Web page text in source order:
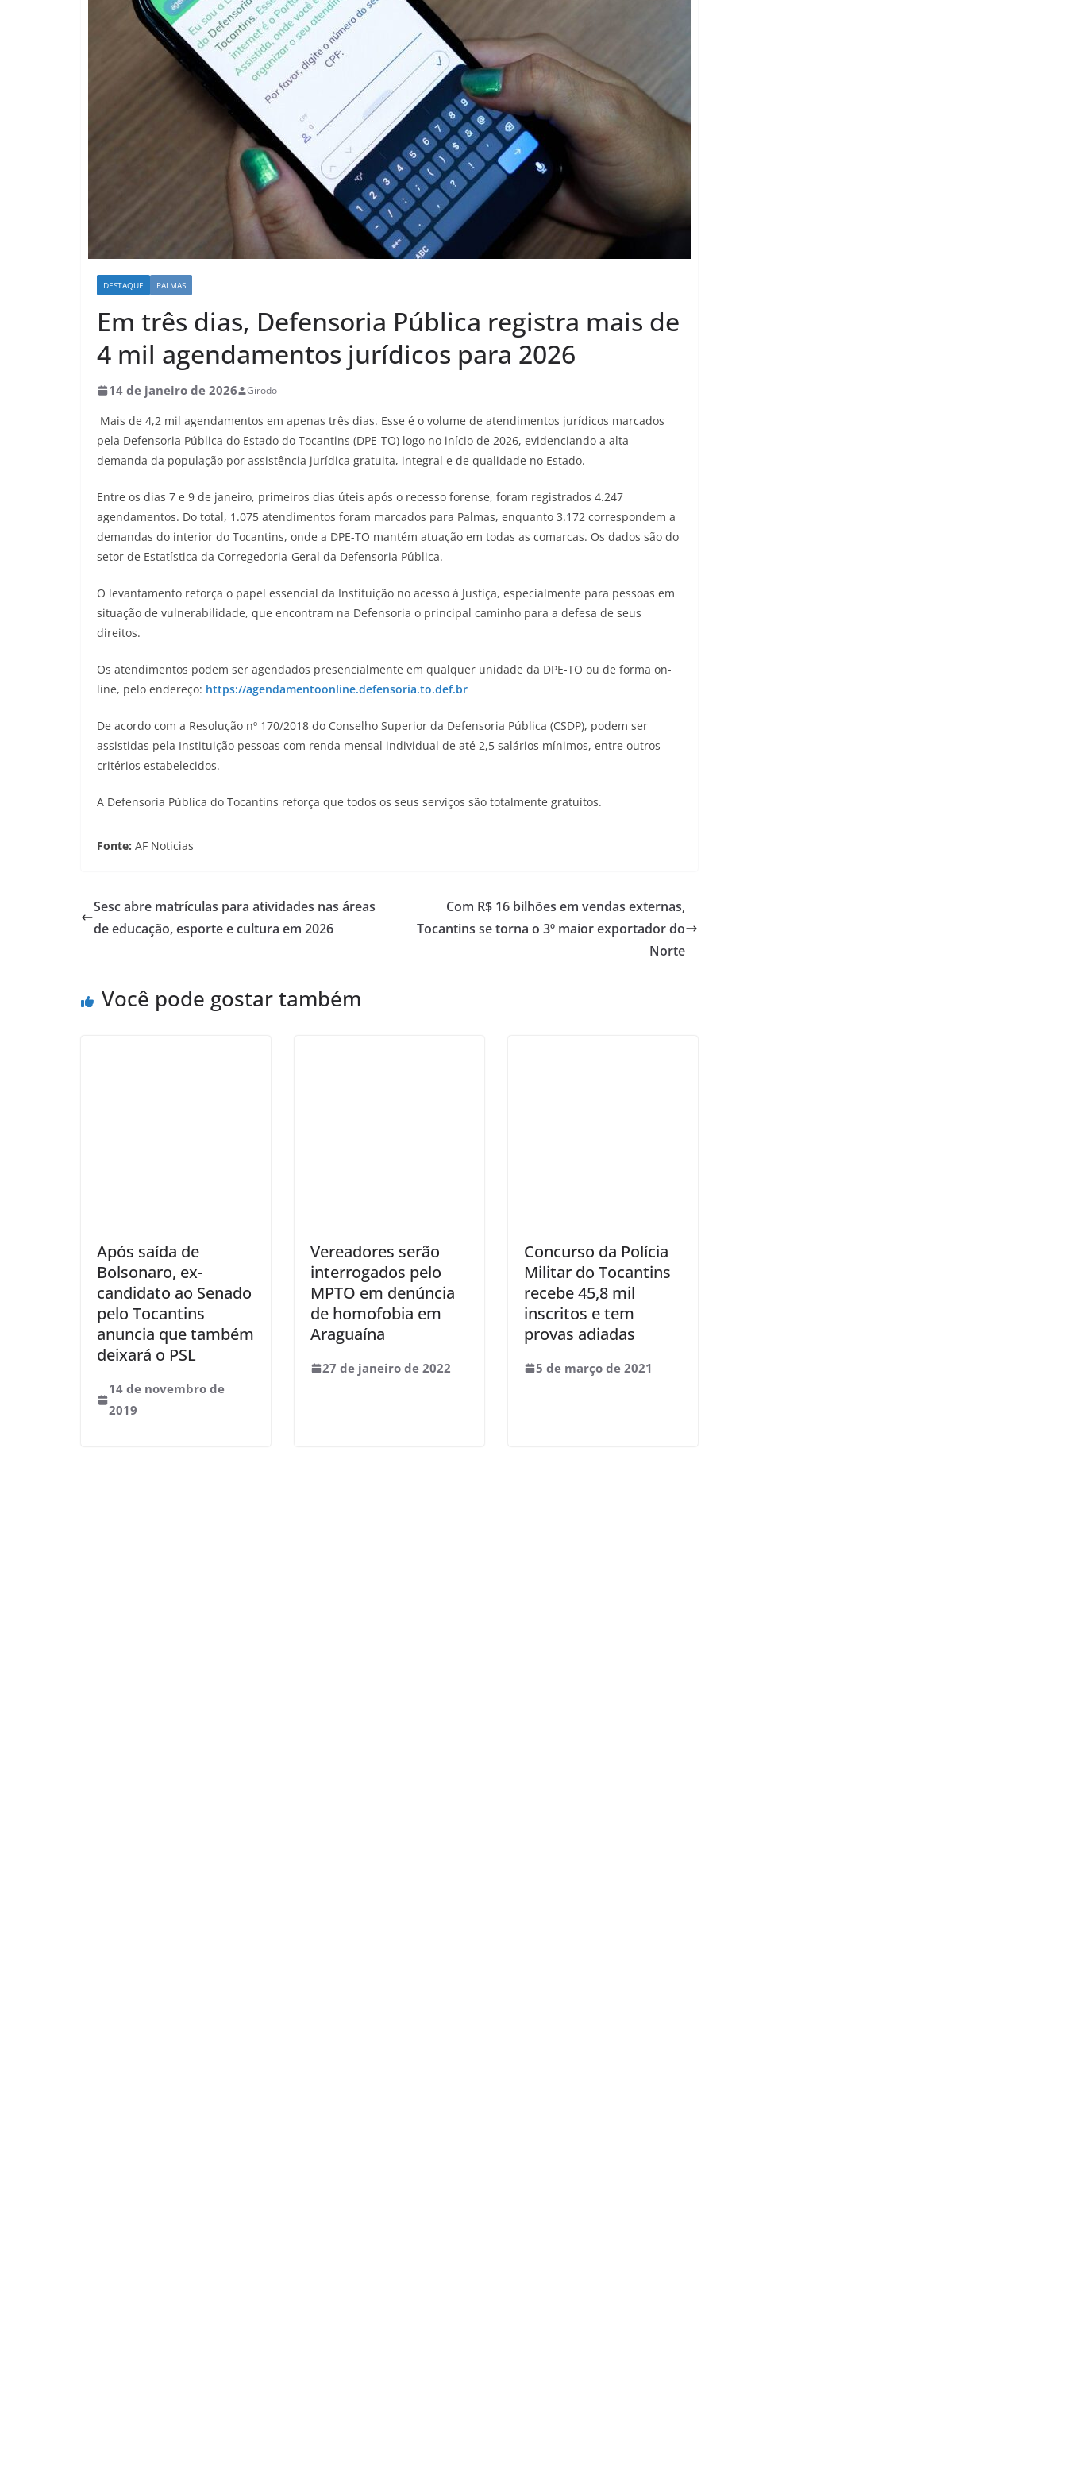
DESTAQUE PALMAS
Em três dias, Defensoria Pública registra mais de
4 mil agendamentos jurídicos para 2026
14 de janeiro de 2026 Girodo
Mais de 4,2 mil agendamentos em apenas três dias. Esse é o volume de atendimentos jurídicos marcados
pela Defensoria Pública do Estado do Tocantins (DPE-TO) logo no início de 2026, evidenciando a alta
demanda da população por assistência jurídica gratuita, integral e de qualidade no Estado.
Entre os dias 7 e 9 de janeiro, primeiros dias úteis após o recesso forense, foram registrados 4.247
agendamentos. Do total, 1.075 atendimentos foram marcados para Palmas, enquanto 3.172 correspondem a
demandas do interior do Tocantins, onde a DPE-TO mantém atuação em todas as comarcas. Os dados são do
setor de Estatística da Corregedoria-Geral da Defensoria Pública.
O levantamento reforça o papel essencial da Instituição no acesso à Justiça, especialmente para pessoas em
situação de vulnerabilidade, que encontram na Defensoria o principal caminho para a defesa de seus
direitos.
Os atendimentos podem ser agendados presencialmente em qualquer unidade da DPE-TO ou de forma on-
line, pelo endereço: https://agendamentoonline.defensoria.to.def.br
De acordo com a Resolução nº 170/2018 do Conselho Superior da Defensoria Pública (CSDP), podem ser
assistidas pela Instituição pessoas com renda mensal individual de até 2,5 salários mínimos, entre outros
critérios estabelecidos.
A Defensoria Pública do Tocantins reforça que todos os seus serviços são totalmente gratuitos.
Fonte: AF Noticias
Sesc abre matrículas para atividades nas áreas
de educação, esporte e cultura em 2026
Com R$ 16 bilhões em vendas externas,
Tocantins se torna o 3º maior exportador do
Norte
Você pode gostar também
Após saída de
Bolsonaro, ex-
candidato ao Senado
pelo Tocantins
anuncia que também
deixará o PSL
14 de novembro de
2019
Vereadores serão
interrogados pelo
MPTO em denúncia
de homofobia em
Araguaína
27 de janeiro de 2022
Concurso da Polícia
Militar do Tocantins
recebe 45,8 mil
inscritos e tem
provas adiadas
5 de março de 2021